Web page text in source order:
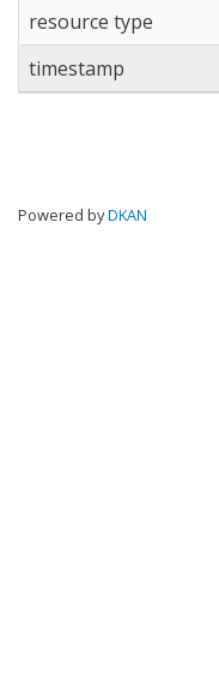
resource type
timestamp
Powered byDKAN